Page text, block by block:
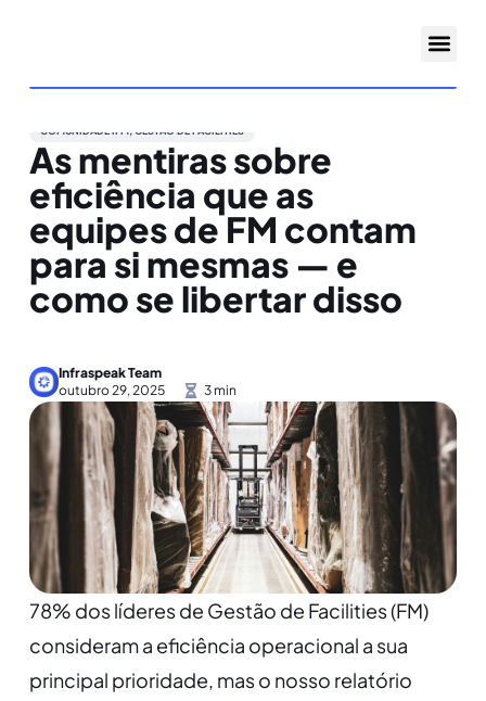
COMUNIDADE IFM,GESTÃO DE FACILITIES
As mentiras sobre
eficiência que as
equipes de FM contam
para si mesmas — e
como se libertar disso
Infraspeak Team
outubro 29, 2025
78% dos líderes de Gestão de Facilities (FM)
consideram a eficiência operacional a sua
principal prioridade, mas o nosso relatório